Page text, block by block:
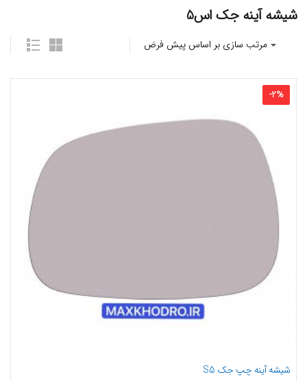
شیشه آینه جک اس5
-2%
شیشه آینه چپ جک S5